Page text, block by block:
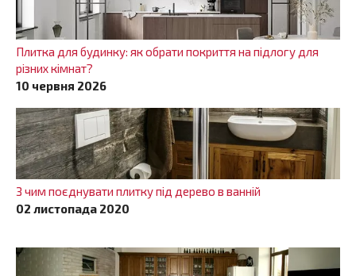
Плитка для будинку: як обрати покриття на підлогу для
різних кімнат?
10 червня 2026
З чим поєднувати плитку під дерево в ванній
02 листопада 2020